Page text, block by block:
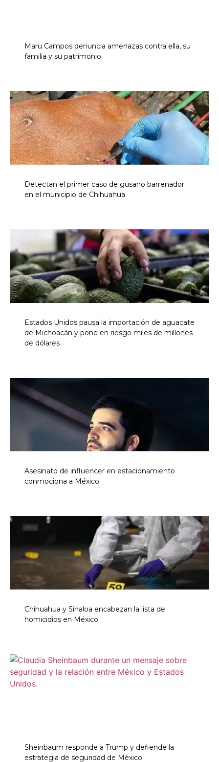
Maru Campos denuncia amenazas contra ella, su
familia y su patrimonio
Detectan el primer caso de gusano barrenador
en el municipio de Chihuahua
Estados Unidos pausa la importación de aguacate
de Michoacán y pone en riesgo miles de millones
de dólares
Asesinato de influencer en estacionamiento
conmociona a México
Chihuahua y Sinaloa encabezan la lista de
homicidios en México
Sheinbaum responde a Trump y defiende la
estrategia de seguridad de México